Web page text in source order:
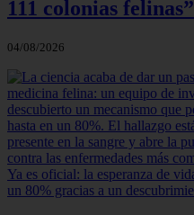
111 colonias felinas”
04/08/2026